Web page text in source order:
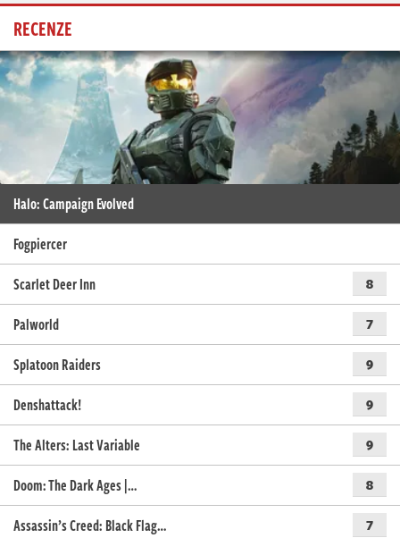
RECENZE
Halo: Campaign Evolved
Fogpiercer
Scarlet Deer Inn
8
Palworld 7
Splatoon Raiders 9
Denshattack! 9
The Alters: Last Variable 9
Doom: The Dark Ages |… 8
Assassin’s Creed: Black Flag… 7